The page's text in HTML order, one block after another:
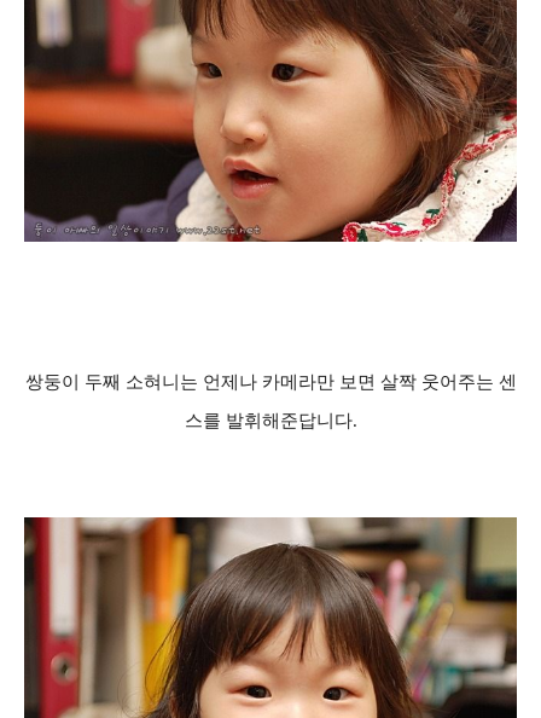
쌍둥이 두째 소혀니는 언제나 카메라만 보면 살짝 웃어주는 센
스를 발휘해준답니다.